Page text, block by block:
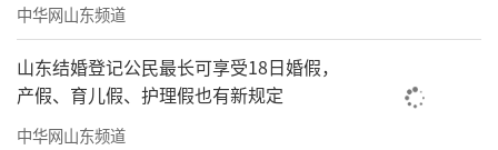
中华网山东频道
山东结婚登记公民最长可享受18日婚假，
产假、育儿假、护理假也有新规定
中华网山东频道